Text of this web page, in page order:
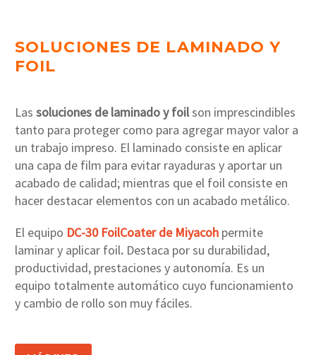
SOLUCIONES DE LAMINADO Y
FOIL
Las soluciones de laminado y foilson imprescindibles
tanto para proteger como para agregar mayor valor a
un trabajo impreso. El laminado consiste en aplicar
una capa de film para evitar rayaduras y aportar un
acabado de calidad; mientras que el foil consiste en
hacer destacar elementos con un acabado metálico.
El equipo DC-30 FoilCoater de Miyacoh permite
laminar y aplicar foil. Destaca por su durabilidad,
productividad, prestaciones y autonomía. Es un
equipo totalmente automático cuyo funcionamiento
y cambio de rollo son muy fáciles.